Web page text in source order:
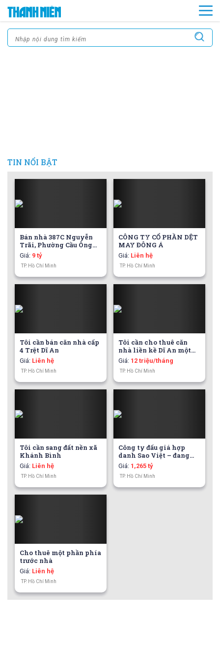
TIN NỔI BẬT
Bán nhà 387C Nguyễn
Trãi, Phường Cầu Ông
Lãnh
Giá: 9 tỷ
TP. Hồ Chí Minh
CÔNG TY CỔ PHẦN DỆT
MAY ĐÔNG Á
Giá: Liên hệ
TP. Hồ Chí Minh
Tôi cần bán căn nhà cấp
4 Trệt Dĩ An
Giá: Liên hệ
TP. Hồ Chí Minh
Tôi cần cho thuê căn
nhà liền kề Dĩ An một
trệt một lầu.
Giá: 12 triệu/tháng
TP. Hồ Chí Minh
Tôi cần sang đất nền xã
Khánh Bình
Giá: Liên hệ
TP. Hồ Chí Minh
Công ty đấu giá hợp
danh Sao Việt – đang
đấu giá tài sản
Giá: 1,265 tỷ
TP. Hồ Chí Minh
Cho thuê một phần phía
trước nhà
Giá: Liên hệ
TP. Hồ Chí Minh